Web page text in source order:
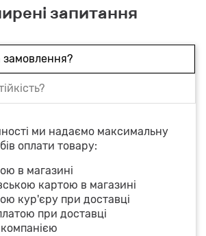
запитання
замовлення?
ми надаємо максимальну
оплати товару:
в магазині
картою в магазині
кур'єру при доставці
при доставці